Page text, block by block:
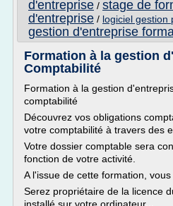
d'entreprise / stage de
d'entreprise / logiciel gestion
gestion d'entreprise
Formation à la gestion
Comptabilité
Formation à la gestion
comptabilité
Découvrez vos obligations
votre comptabilité à travers des
Votre dossier comptable sera
fonction de votre activité.
A l'issue de cette formation, vous
Serez propriétaire de la licence